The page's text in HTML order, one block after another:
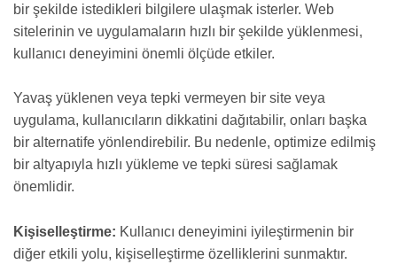
bir şekilde istedikleri bilgilere ulaşmak isterler. Web
sitelerinin ve uygulamaların hızlı bir şekilde yüklenmesi,
kullanıcı deneyimini önemli ölçüde etkiler.
Yavaş yüklenen veya tepki vermeyen bir site veya
uygulama, kullanıcıların dikkatini dağıtabilir, onları başka
bir alternatife yönlendirebilir. Bu nedenle, optimize edilmiş
bir altyapıyla hızlı yükleme ve tepki süresi sağlamak
önemlidir.
Kişiselleştirme: Kullanıcı deneyimini iyileştirmenin bir
diğer etkili yolu, kişiselleştirme özelliklerini sunmaktır.